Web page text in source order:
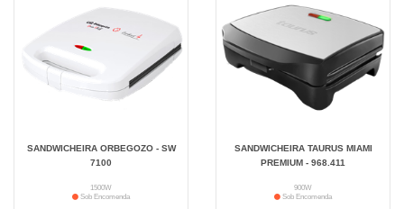
SANDWICHEIRA ORBEGOZO - SW
7100
1500W
Sob Encomenda
SANDWICHEIRA TAURUS MIAMI
PREMIUM - 968.411
900W
Sob Encomenda